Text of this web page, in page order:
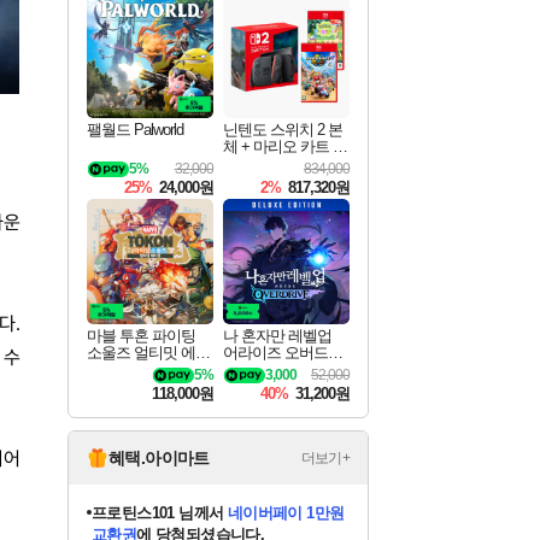
.
최대 90% 할인가를 만나보세요!
네이버혜택과 함께 만나보세요!
50%할인&추가 적립까지!
네이버 포인트 혜택까지!
이니&베니 혜택까지!
네이버 혜택가와 함께 예약하세요!
네이버페이 혜택과 만나보세요!
40주년 프로모션으로 만나보세요!
할인가에 만나보세요!
일부 에디션 상시 할인!
혜택으로 예약 판매 중
편안하게 충전하세요
팰월드 Palworld
32,000
5%
25% 24,000원
닌텐도 스위치 2 본
체 + 마리오 카트 월
드 + 포켓몬 포코피
아 번들
834,000
2% 817,320원
마블 투혼 파이팅
소울즈 얼티밋 에디
션 MARVEL Tokon
Fighting Souls Ultima
5%
118,000원
나 혼자만 레벨업
어라이즈 오버드라
이브 디럭스 에디션
Solo Leveling Arise
Overdrive Deluxe Edi
tion
52,000
3,000
40% 31,200원
혜택.아이마트 더보기+
프로틴스101님께서 네이버페이 1만원
교환권에 당첨되셨습니다.